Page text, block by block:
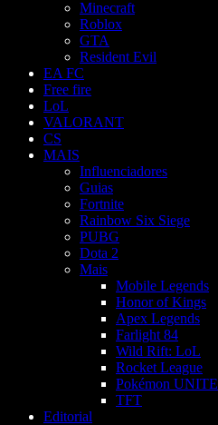
Minecraft
Roblox
GTA
Resident Evil
EA FC
Free fire
LoL
VALORANT
CS
MAIS
Influenciadores
Guias
Fortnite
Rainbow Six Siege
PUBG
Dota 2
Mais
Mobile Legends
Honor of Kings
Apex Legends
Farlight 84
Wild Rift: LoL
Rocket League
Pokémon UNITE
TFT
Editorial